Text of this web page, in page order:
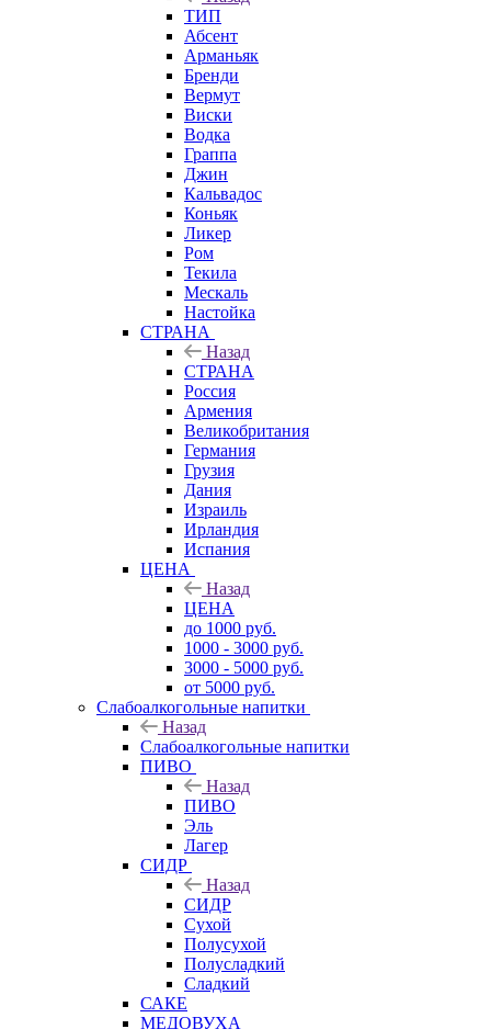
ТИП
Абсент
Арманьяк
Бренди
Вермут
Виски
Водка
Граппа
Джин
Кальвадос
Коньяк
Ликер
Ром
Текила
Мескаль
Настойка
СТРАНА
Назад
СТРАНА
Россия
Армения
Великобритания
Германия
Грузия
Дания
Израиль
Ирландия
Испания
ЦЕНА
Назад
ЦЕНА
до 1000 руб.
1000 - 3000 руб.
3000 - 5000 руб.
от 5000 руб.
Слабоалкогольные напитки
Назад
Слабоалкогольные напитки
ПИВО
Назад
ПИВО
Эль
Лагер
СИДР
Назад
СИДР
Сухой
Полусухой
Полусладкий
Сладкий
САКЕ
МЕДОВУХА